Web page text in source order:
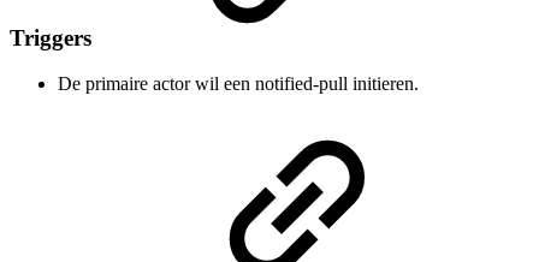
Triggers
De primaire actor wil een notified-pull initieren.